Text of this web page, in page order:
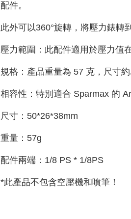
配件。
此外可以360°旋轉，將壓力錶轉
壓力範圍：此配件適用於壓力值
規格：產品重量為 57 克，尺寸約
相容性：特別適合 Sparmax 的
尺寸：50*26*38mm
重量：57g
配件兩端：1/8 PS * 1/8PS
*此產品不包含空壓機和噴筆！